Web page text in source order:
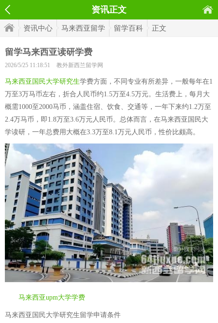
资讯正文
资讯中心 马来西亚留学 留学百科 正文
留学马来西亚读研学费
2026/5/25 11:18:51 教外新西兰留学网
马来西亚国民大学研究生学费方面，不同专业有所差异，一般每年在1
万至3万马币左右，折合人民币约1.5万至4.5万元。生活费上，每月大
概需1000至2000马币，涵盖住宿、饮食、交通等，一年下来约1.2万至
2.4万马币，即1.8万至3.6万元人民币。总体而言，在马来西亚国民大
学读研，一年总费用大概在3.3万至8.1万元人民币，性价比颇高。
马来西亚upm大学学费
马来西亚国民大学研究生留学申请条件